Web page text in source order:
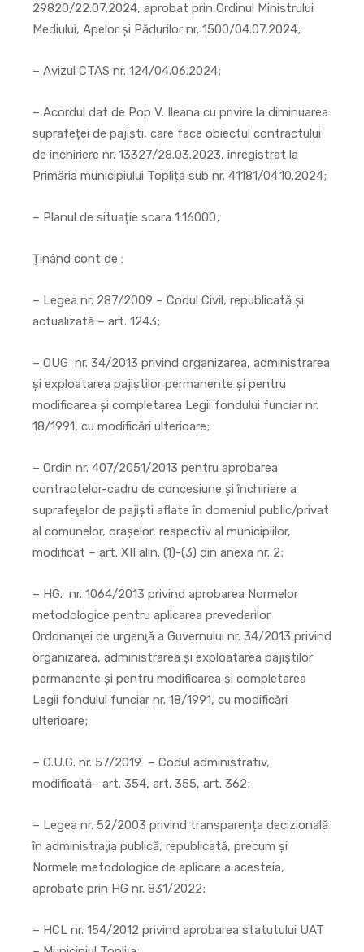
29820/22.07.2024, aprobat prin Ordinul Ministrului
Mediului, Apelor și Pădurilor nr. 1500/04.07.2024;
– Avizul CTAS nr. 124/04.06.2024;
– Acordul dat de Pop V. Ileana cu privire la diminuarea
suprafeței de pajiști, care face obiectul contractului
de închiriere nr. 13327/28.03.2023, înregistrat la
Primăria municipiului Toplița sub nr. 41181/04.10.2024;
– Planul de situație scara 1:16000;
Ținând cont de :
– Legea nr. 287/2009 – Codul Civil, republicată și
actualizată – art. 1243;
– OUG nr. 34/2013 privind organizarea, administrarea
şi exploatarea pajiştilor permanente şi pentru
modificarea şi completarea Legii fondului funciar nr.
18/1991, cu modificări ulterioare;
– Ordin nr. 407/2051/2013 pentru aprobarea
contractelor-cadru de concesiune şi închiriere a
suprafeţelor de pajişti aflate în domeniul public/privat
al comunelor, oraşelor, respectiv al municipiilor,
modificat – art. XII alin. (1)-(3) din anexa nr. 2;
– HG. nr. 1064/2013 privind aprobarea Normelor
metodologice pentru aplicarea prevederilor
Ordonanţei de urgenţă a Guvernului nr. 34/2013 privind
organizarea, administrarea şi exploatarea pajiştilor
permanente şi pentru modificarea şi completarea
Legii fondului funciar nr. 18/1991, cu modificări
ulterioare;
– O.U.G. nr. 57/2019 – Codul administrativ,
modificată– art. 354, art. 355, art. 362;
– Legea nr. 52/2003 privind transparența decizională
în administraţia publică, republicată, precum și
Normele metodologice de aplicare a acesteia,
aprobate prin HG nr. 831/2022;
– HCL nr. 154/2012 privind aprobarea statutului UAT